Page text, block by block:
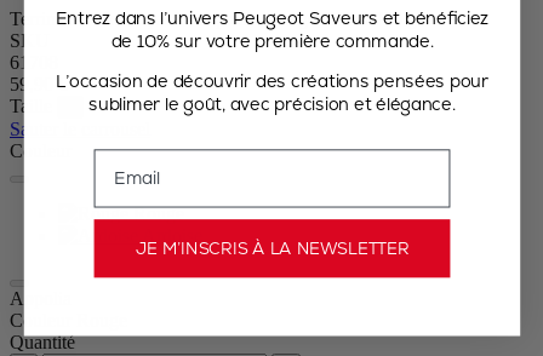
Terrine en céramique avec presse, rouge, 600 à 700 g
SKU
61708
59,90 €
Taille
Sauter le carrousel
Couleur
Rouge
Appolia
Couleur
Quantité
Entrez dans l’univers Peugeot Saveurs et bénéficiez
de 10% sur votre première commande.
L’occasion de découvrir des créations pensées pour
sublimer le goût, avec précision et élégance.
JE M’INSCRIS À LA NEWSLETTER